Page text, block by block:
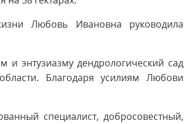
Любовь Ивановна руководила
и энтузиазму дендрологический сад
Благодаря усилиям Любови
специалист, добросовестный,